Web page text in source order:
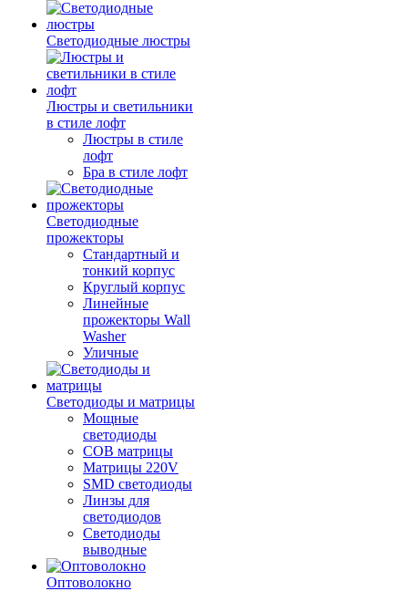
Светодиодные люстры
Люстры и светильники
в стиле лофт
Люстры в стиле
лофт
Бра в стиле лофт
Светодиодные
прожекторы
Стандартный и
тонкий корпус
Круглый корпус
Линейные
прожекторы Wall
Washer
Уличные
Светодиоды и матрицы
Мощные
светодиоды
COB матрицы
Матрицы 220V
SMD светодиоды
Линзы для
светодиодов
Светодиоды
выводные
Оптоволокно